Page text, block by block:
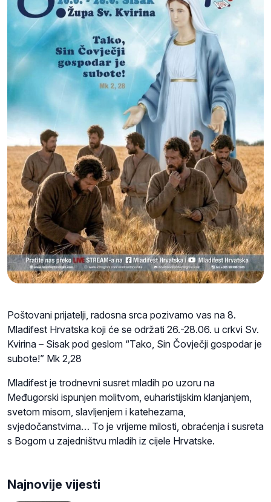
Poštovani prijatelji, radosna srca pozivamo vas na 8.
Mladifest Hrvatska koji će se održati 26.-28.06. u crkvi Sv.
Kvirina – Sisak pod geslom “Tako, Sin Čovječji gospodar je
subote!” Mk 2,28
Mladifest je trodnevni susret mladih po uzoru na
Međugorski ispunjen molitvom, euharistijskim klanjanjem,
svetom misom, slavljenjem i katehezama,
svjedočanstvima… To je vrijeme milosti, obraćenja i susreta
s Bogom u zajedništvu mladih iz cijele Hrvatske.
Najnovije vijesti